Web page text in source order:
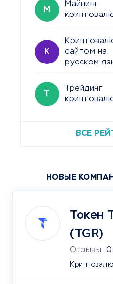
М
Майнинг
К
сайтом на
русском
Трейдинг
ВСЕ
НОВЫЕ
Токен
(TGR)
Отзывы 0